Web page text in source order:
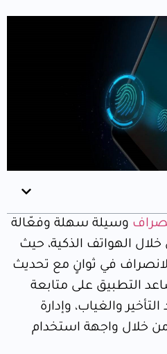
وسيلة سهلة وفعّالة
الهواتف الذكية، حيث
في ثوانٍ مع تحديث
التطبيق على متابعة
والغياب، وإدارة
خلال واجهة استخدام